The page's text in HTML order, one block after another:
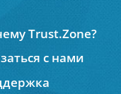
Trust.Zone?
с нами